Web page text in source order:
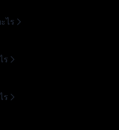
ไร
ร
ร